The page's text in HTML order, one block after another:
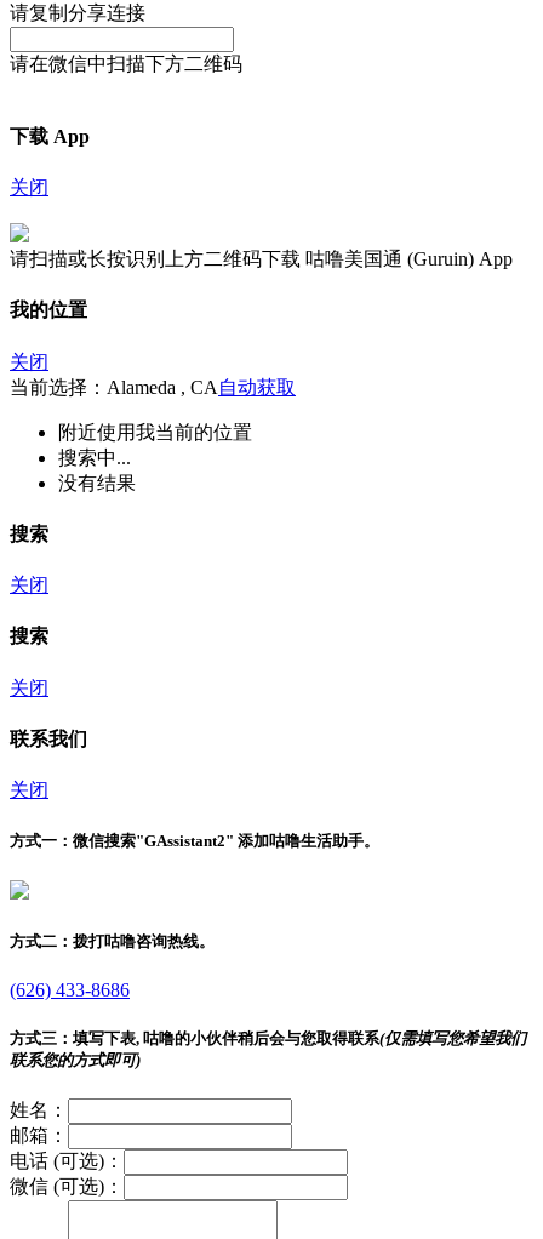
请复制分享连接
请在微信中扫描下方二维码
下载 App
关闭
请扫描或长按识别上方二维码下载 咕噜美国通 (Guruin) App
我的位置
关闭
当前选择：Alameda , CA 自动获取
附近使用我当前的位置
搜索中...
没有结果
搜索
关闭
搜索
关闭
联系我们
关闭
方式一： 微信搜索"GAssistant2" 添加咕噜生活助手。
方式二： 拨打咕噜咨询热线。
(626) 433-8686
方式三： 填写下表, 咕噜的小伙伴稍后会与您取得联系(仅需填写您希望我们
联系您的方式即可)
姓名：
邮箱：
电话 (可选)：
微信 (可选)：